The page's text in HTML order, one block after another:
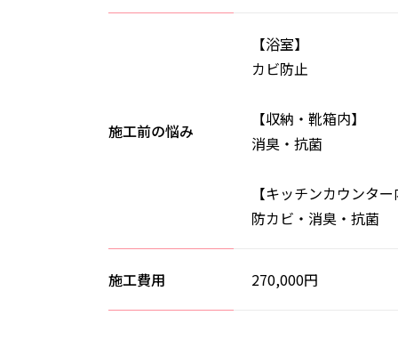
施工前の悩み
【浴室】
カビ防止
【収納・靴箱内】
消臭・抗菌
【キッチンカウンタ
防カビ・消臭・抗菌
施工費用 270,000円